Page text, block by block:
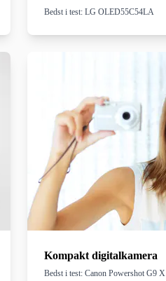
Bedst i test: LG OLED55C54LA
Kompakt digitalkamera
Bedst i test: Canon Powershot G9 X